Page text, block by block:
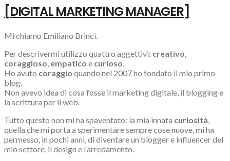
[DIGITAL MARKETING MANAGER]
Mi chiamo Emiliano Brinci
Per descrivermi utilizzo quattro aggettivi: creativo
coraggioso empatico e curioso
Ho avuto coraggio quando nel 2007 ho fondato il mio primo
blog.
Non avevo idea di cosa fosse il marketing digitale, il blogging e
la scrittura per il web.
Tutto questo non mi ha spaventato: la mia innata curiosità
quella che mi porta a sperimentare sempre cose nuove, mi ha
permesso, in pochi anni, di diventare un blogger e influencerdel
mio settore, il design e l’arredamento.